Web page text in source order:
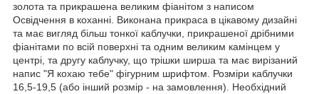
золота та прикрашена великим фіанітом з написом
Освідчення в коханні. Виконана прикраса в цікавому дизайні
та має вигляд більш тонкої каблучки, прикрашеної дрібними
фіанітами по всій поверхні та одним великим камінцем у
центрі, та другу каблучку, що трішки ширша та має вирізаний
напис "Я кохаю тебе" фігурним шрифтом. Розміри каблучки
16,5-19,5 (або інший розмір - на замовлення). Необхідний